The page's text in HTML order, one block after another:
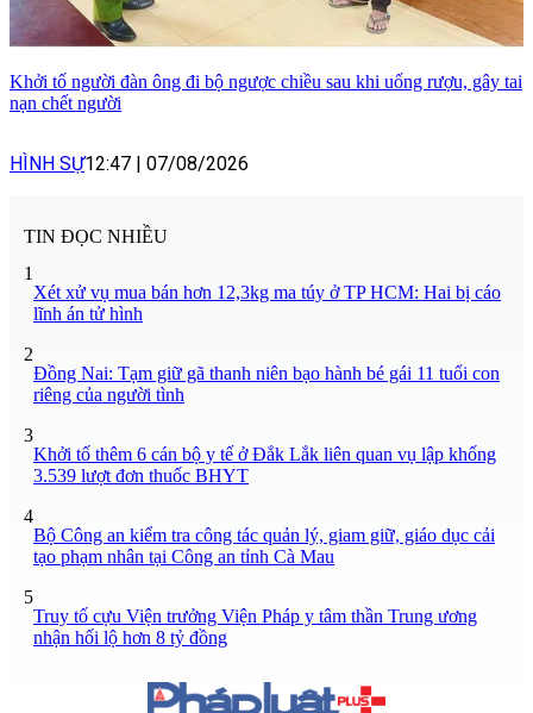
Khởi tố người đàn ông đi bộ ngược chiều sau khi uống rượu, gây tai
nạn chết người
HÌNH SỰ12:47 07/08/2026
TIN ĐỌC NHIỀU
1
Xét xử vụ mua bán hơn 12,3kg ma túy ở TP HCM: Hai bị cáo
lĩnh án tử hình
2
Đồng Nai: Tạm giữ gã thanh niên bạo hành bé gái 11 tuổi con
riêng của người tình
3
Khởi tố thêm 6 cán bộ y tế ở Đắk Lắk liên quan vụ lập khống
3.539 lượt đơn thuốc BHYT
4
Bộ Công an kiểm tra công tác quản lý, giam giữ, giáo dục cải
tạo phạm nhân tại Công an tỉnh Cà Mau
5
Truy tố cựu Viện trưởng Viện Pháp y tâm thần Trung ương
nhận hối lộ hơn 8 tỷ đồng